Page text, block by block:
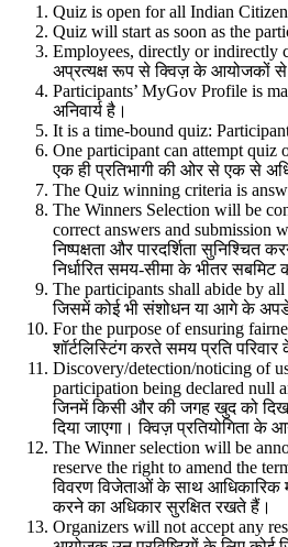
Quiz is open for all Indian
Quiz will start as soon as the
Employees, directly or indirectly
अप्रत्यक्ष रूप से क्विज़ के आयोजकों से
Participants’ MyGov Profile is
अनिवार्य है।
It is a time-bound quiz:
One participant can attempt
एक ही प्रतिभागी की ओर से एक से
The Quiz winning criteria is
The Winners Selection will be
correct answers and submission
निष्पक्षता और पारदर्शिता
निर्धारित समय-सीमा के भीतर
The participants shall abide by all
जिसमें कोई भी संशोधन या आगे के
For the purpose of ensuring
शॉर्टलिस्टिंग करते समय प्रति
Discovery/detection/noticing of
participation being declared null
जिनमें किसी और की जगह खुद को
दिया जाएगा। क्विज़ प्रतियोगिता
The Winner selection will be
reserve the right to amend the
विवरण विजेताओं के साथ आधिकारिक
करने का अधिकार सुरक्षित रखते हैं।
Organizers will not accept any